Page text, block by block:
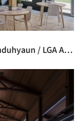
Abrigo Emergencial Anduhyaun / LGA Architectural Partners